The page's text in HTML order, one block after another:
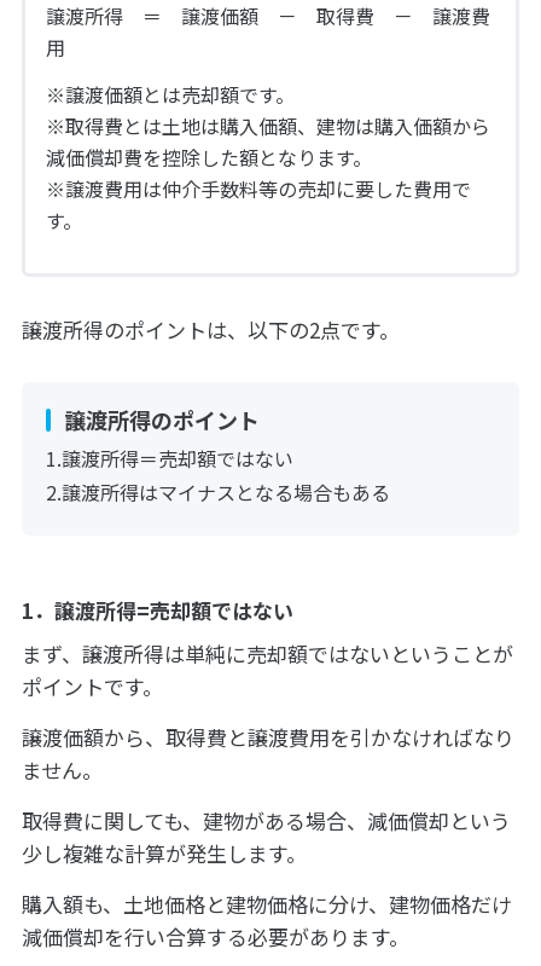
譲渡所得 ＝ 譲渡価額 － 取得費 － 譲渡費
用
※譲渡価額とは売却額です。
※取得費とは土地は購入価額、建物は購入価額から
減価償却費を控除した額となります。
※譲渡費用は仲介手数料等の売却に要した費用で
す。
譲渡所得のポイントは、以下の2点です。
譲渡所得のポイント
譲渡所得＝売却額ではない
譲渡所得はマイナスとなる場合もある
1．譲渡所得=売却額ではない
まず、譲渡所得は単純に売却額ではないということが
ポイントです。
譲渡価額から、取得費と譲渡費用を引かなければなり
ません。
取得費に関しても、建物がある場合、減価償却という
少し複雑な計算が発生します。
購入額も、土地価格と建物価格に分け、建物価格だけ
減価償却を行い合算する必要があります。